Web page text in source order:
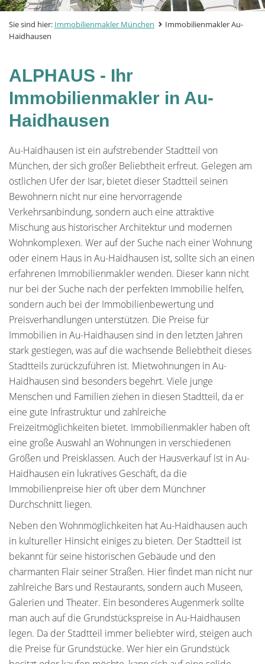
Sie sind hier: Immobilienmakler München
Immobilienmakler Au-
Haidhausen
ALPHAUS - Ihr
Immobilienmakler in Au-
Haidhausen
Au-Haidhausen ist ein aufstrebender Stadtteil von
München, der sich großer Beliebtheit erfreut. Gelegen am
östlichen Ufer der Isar, bietet dieser Stadtteil seinen
Bewohnern nicht nur eine hervorragende
Verkehrsanbindung, sondern auch eine attraktive
Mischung aus historischer Architektur und modernen
Wohnkomplexen. Wer auf der Suche nach einer Wohnung
oder einem Haus in Au-Haidhausen ist, sollte sich an einen
erfahrenen Immobilienmakler wenden. Dieser kann nicht
nur bei der Suche nach der perfekten Immobilie helfen,
sondern auch bei der Immobilienbewertung und
Preisverhandlungen unterstützen. Die Preise für
Immobilien in Au-Haidhausen sind in den letzten Jahren
stark gestiegen, was auf die wachsende Beliebtheit dieses
Stadtteils zurückzuführen ist. Mietwohnungen in Au-
Haidhausen sind besonders begehrt. Viele junge
Menschen und Familien ziehen in diesen Stadtteil, da er
eine gute Infrastruktur und zahlreiche
Freizeitmöglichkeiten bietet. Immobilienmakler haben oft
eine große Auswahl an Wohnungen in verschiedenen
Größen und Preisklassen. Auch der Hausverkauf ist in Au-
Haidhausen ein lukratives Geschäft, da die
Immobilienpreise hier oft über dem Münchner
Durchschnitt liegen.
Neben den Wohnmöglichkeiten hat Au-Haidhausen auch
in kultureller Hinsicht einiges zu bieten. Der Stadtteil ist
bekannt für seine historischen Gebäude und den
charmanten Flair seiner Straßen. Hier findet man nicht nur
zahlreiche Bars und Restaurants, sondern auch Museen,
Galerien und Theater. Ein besonderes Augenmerk sollte
man auch auf die Grundstückspreise in Au-Haidhausen
legen. Da der Stadtteil immer beliebter wird, steigen auch
die Preise für Grundstücke. Wer hier ein Grundstück